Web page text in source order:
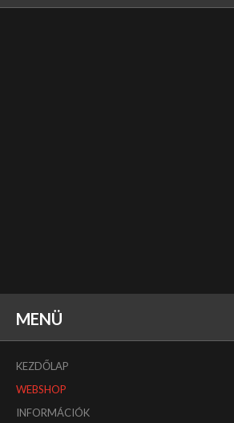
MENÜ
KEZDŐLAP
WEBSHOP
INFORMÁCIÓK